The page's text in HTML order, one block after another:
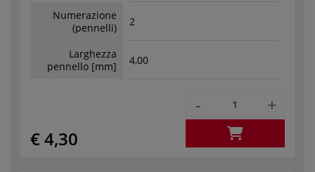
Numerazione
(pennelli)
2
Larghezza
pennello [mm]
4,00
€ 4,30
- +